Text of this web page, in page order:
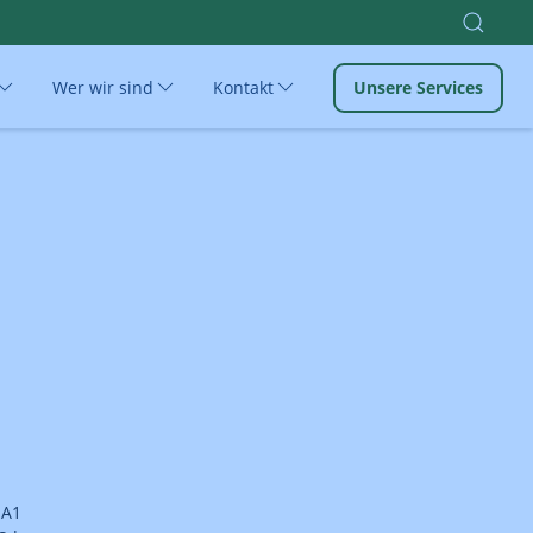
Wer wir sind Kontakt Unsere Services